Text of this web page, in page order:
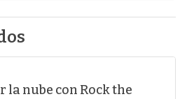
la nube con Rock the